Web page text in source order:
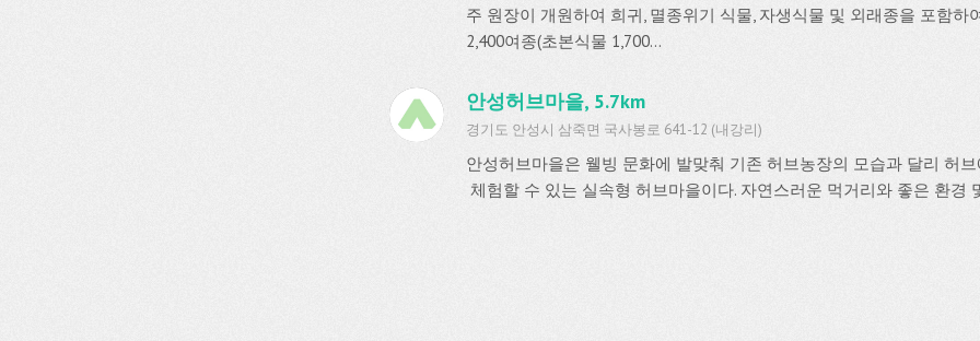
주 원장이 개원하여 희귀, 멸종위기 식물, 자생식물 및 외래종을 포함하
2,400여종(초본식물 1,700...
안성허브마을, 5.7km
경기도 안성시 삼죽면 국사봉로 641-12 (내강리)
안성허브마을은 웰빙 문화에 발맞춰 기존 허브농장의 모습과 달리 허
체험할 수 있는 실속형 허브마을이다. 자연스러운 먹거리와 좋은 환경